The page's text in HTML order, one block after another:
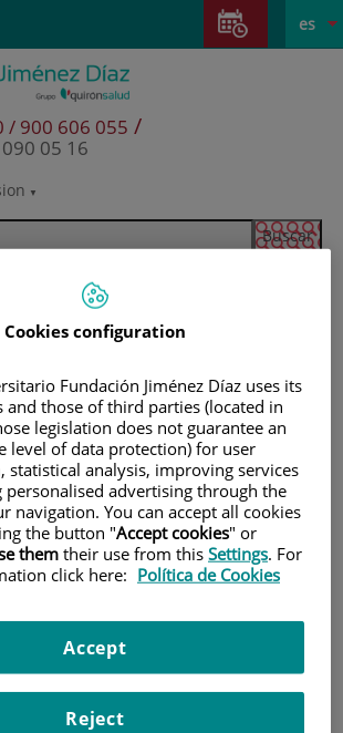
activo
es
/ 900 606 055 /
05 16
y visitantes
Cookies configuration
Fundación Jiménez Díaz uses its
and those of third parties (located in
legislation does not guarantee an
level of data protection) for user
statistical analysis, improving services
personalised advertising through the
navigation. You can accept all cookies
the button "Accept cookies" or
them their use from this Settings. For
click here: Política de Cookies
Reject
Accept